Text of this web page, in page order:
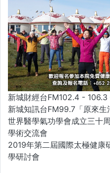
新城財經台FM102.4 -
新城知訊台FM99.7「原來生
世界醫學氣功學會成立三十
學術交流會
2019年第二屆國際太極健康
學研討會